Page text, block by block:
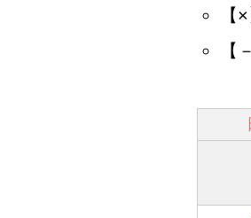
【
【